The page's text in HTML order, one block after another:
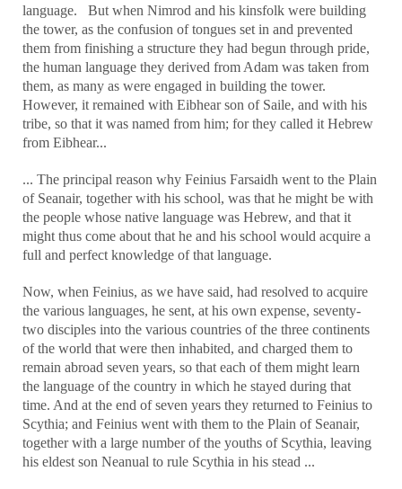
language. But when Nimrod and his kinsfolk were building
the tower, as the confusion of tongues set in and prevented
them from finishing a structure they had begun through pride,
the human language they derived from Adam was taken from
them, as many as were engaged in building the tower.
However, it remained with Eibhear son of Saile, and with his
tribe, so that it was named from him; for they called it Hebrew
from Eibhear...
... The principal reason why Feinius Farsaidh went to the Plain
of Seanair, together with his school, was that he might be with
the people whose native language was Hebrew, and that it
might thus come about that he and his school would acquire a
full and perfect knowledge of that language.
Now, when Feinius, as we have said, had resolved to acquire
the various languages, he sent, at his own expense, seventy-
two disciples into the various countries of the three continents
of the world that were then inhabited, and charged them to
remain abroad seven years, so that each of them might learn
the language of the country in which he stayed during that
time. And at the end of seven years they returned to Feinius to
Scythia; and Feinius went with them to the Plain of Seanair,
together with a large number of the youths of Scythia, leaving
his eldest son Neanual to rule Scythia in his stead ...